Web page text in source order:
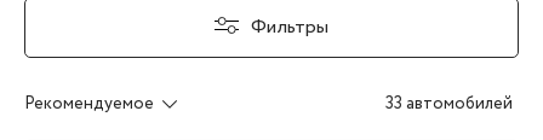
Фильтры
Рекомендуемое 33 автомобилей